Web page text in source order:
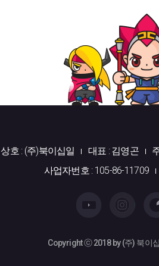
상호 : (주)북이십일 대표 : 김영곤
사업자번호 : 105-86-11709
Copyright ⓒ 2018 by (주) 북이